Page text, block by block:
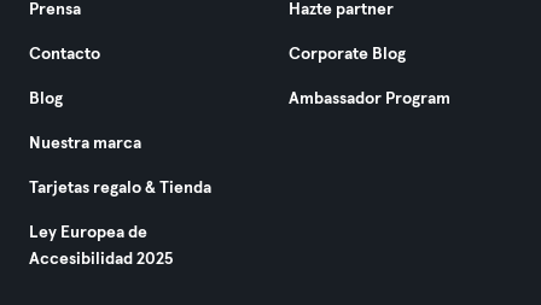
Prensa
Contacto
Blog
Nuestra marca
Tarjetas regalo & Tienda
Ley Europea de
Accesibilidad 2025
Hazte partner
Corporate Blog
Ambassador Program